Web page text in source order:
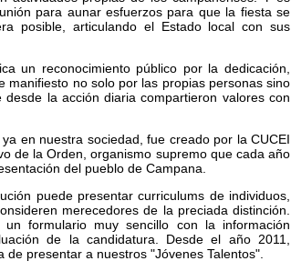
para aunar esfuerzos para que la fiesta se
posible, articulando el Estado local con sus
un reconocimiento público por la dedicación,
manifiesto no solo por las propias personas sino
la acción diaria compartieron valores con
en nuestra sociedad, fue creado por la CUCEI
de la Orden, organismo supremo que cada año
del pueblo de Campana.
puede presentar curriculums de individuos,
merecedores de la preciada distinción.
formulario muy sencillo con la información
de la candidatura. Desde el año 2011,
presentar a nuestros "Jóvenes Talentos".